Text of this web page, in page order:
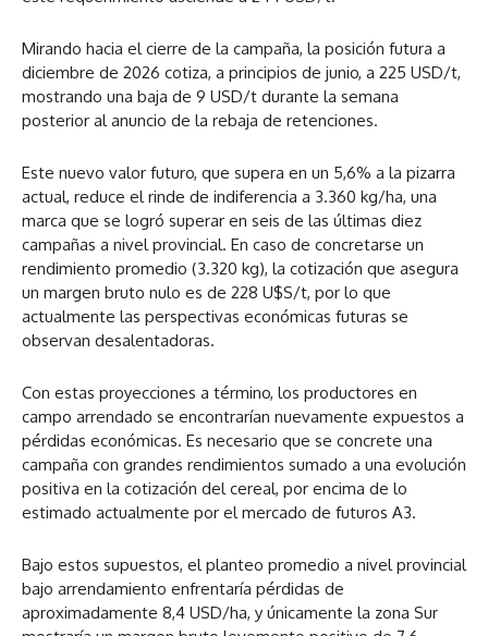
Mirando hacia el cierre de la campaña, la posición futura a
diciembre de 2026 cotiza, a principios de junio, a 225 USD/t,
mostrando una baja de 9 USD/t durante la semana
posterior al anuncio de la rebaja de retenciones.
Este nuevo valor futuro, que supera en un 5,6% a la pizarra
actual, reduce el rinde de indiferencia a 3.360 kg/ha, una
marca que se logró superar en seis de las últimas diez
campañas a nivel provincial. En caso de concretarse un
rendimiento promedio (3.320 kg), la cotización que asegura
un margen bruto nulo es de 228 U$S/t, por lo que
actualmente las perspectivas económicas futuras se
observan desalentadoras.
Con estas proyecciones a término, los productores en
campo arrendado se encontrarían nuevamente expuestos a
pérdidas económicas. Es necesario que se concrete una
campaña con grandes rendimientos sumado a una evolución
positiva en la cotización del cereal, por encima de lo
estimado actualmente por el mercado de futuros A3.
Bajo estos supuestos, el planteo promedio a nivel provincial
bajo arrendamiento enfrentaría pérdidas de
aproximadamente 8,4 USD/ha, y únicamente la zona Sur